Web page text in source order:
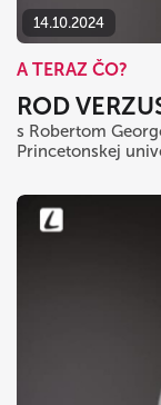
14.10.2024
A TERAZ ČO?
ROD
s Robertom
Princetonskej